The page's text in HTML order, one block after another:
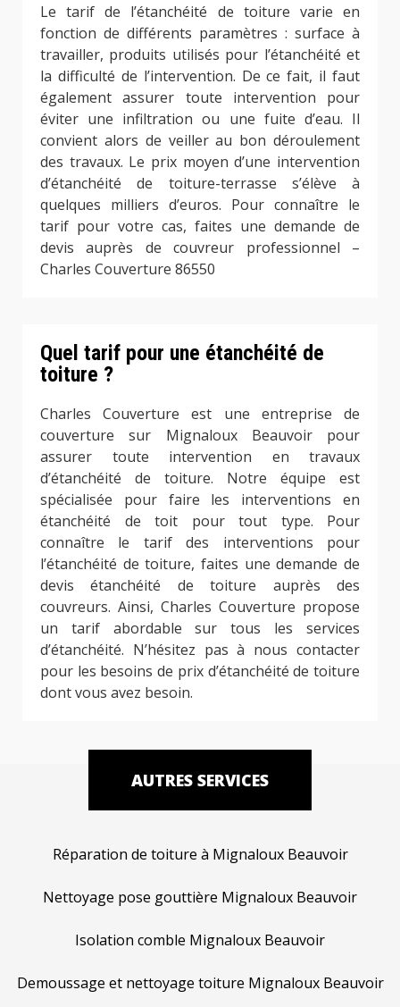
Le tarif de l’étanchéité de toiture varie en
fonction de différents paramètres : surface à
travailler, produits utilisés pour l’étanchéité et
la difficulté de l’intervention. De ce fait, il faut
également assurer toute intervention pour
éviter une infiltration ou une fuite d’eau. Il
convient alors de veiller au bon déroulement
des travaux. Le prix moyen d’une intervention
d’étanchéité de toiture-terrasse s’élève à
quelques milliers d’euros. Pour connaître le
tarif pour votre cas, faites une demande de
devis auprès de couvreur professionnel –
Charles Couverture 86550
Quel tarif pour une étanchéité de
toiture ?
Charles Couverture est une entreprise de
couverture sur Mignaloux Beauvoir pour
assurer toute intervention en travaux
d’étanchéité de toiture. Notre équipe est
spécialisée pour faire les interventions en
étanchéité de toit pour tout type. Pour
connaître le tarif des interventions pour
l’étanchéité de toiture, faites une demande de
devis étanchéité de toiture auprès des
couvreurs. Ainsi, Charles Couverture propose
un tarif abordable sur tous les services
d’étanchéité. N’hésitez pas à nous contacter
pour les besoins de prix d’étanchéité de toiture
dont vous avez besoin.
AUTRES SERVICES
Réparation de toiture à Mignaloux Beauvoir
Nettoyage pose gouttière Mignaloux Beauvoir
Isolation comble Mignaloux Beauvoir
Demoussage et nettoyage toiture Mignaloux Beauvoir